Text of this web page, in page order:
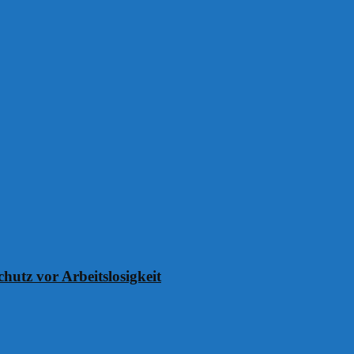
vor Arbeitslosigkeit